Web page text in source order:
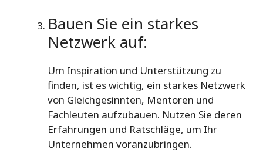
Bauen Sie ein starkes
Netzwerk auf:
Um Inspiration und Unterstützung zu
finden, ist es wichtig, ein starkes Netzwerk
von Gleichgesinnten, Mentoren und
Fachleuten aufzubauen. Nutzen Sie deren
Erfahrungen und Ratschläge, um Ihr
Unternehmen voranzubringen.